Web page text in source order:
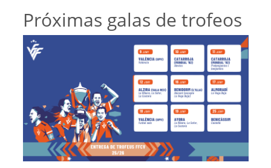
Próximas galas de trofeos